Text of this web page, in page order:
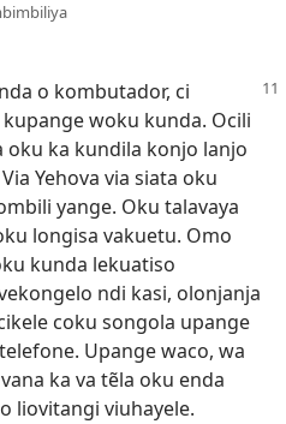
o kombutador, ci
woku kunda. Ocili
ka kundila konjo lanjo
Yehova via siata oku
yange. Oku talavaya
longisa vakuetu. Omo
kunda lekuatiso
ndi kasi, olonjanja
coku songola upange
Upange waco, wa
ka va tẽla oku enda
liovitangi viuhayele.